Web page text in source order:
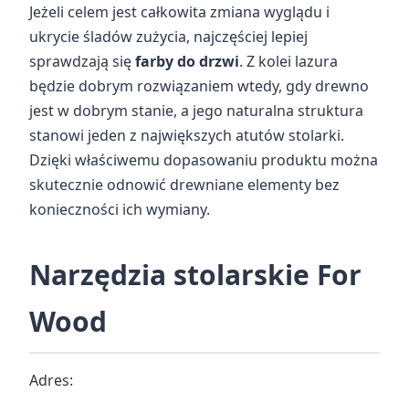
Jeżeli celem jest całkowita zmiana wyglądu i
ukrycie śladów zużycia, najczęściej lepiej
sprawdzają sięfarby do drzwi. Z kolei lazura
będzie dobrym rozwiązaniem wtedy, gdy drewno
jest w dobrym stanie, a jego naturalna struktura
stanowi jeden z największych atutów stolarki.
Dzięki właściwemu dopasowaniu produktu można
skutecznie odnowić drewniane elementy bez
konieczności ich wymiany.
Narzędzia stolarskie For
Wood
Adres: